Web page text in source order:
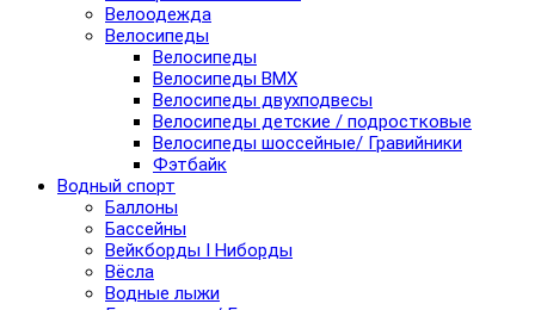
Велоодежда
Велосипеды
Велосипеды
Велосипеды BMX
Велосипеды двухподвесы
Велосипеды детские / подростковые
Велосипеды шоссейные/ Гравийники
Фэтбайк
Водный спорт
Баллоны
Бассейны
Вейкборды I Ниборды
Вёсла
Водные лыжи